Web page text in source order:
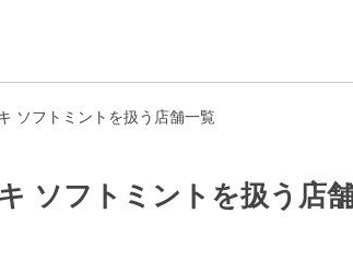
ソフトミントを扱う店舗一覧
ソフトミントを扱う店